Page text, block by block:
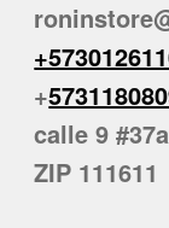
+
calle 9
ZIP 111611